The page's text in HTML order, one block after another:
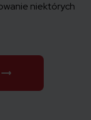
niektórych